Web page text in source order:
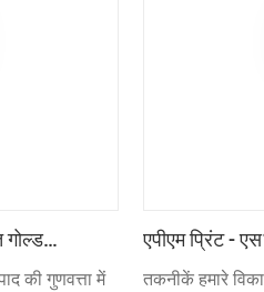
ऑटोमैटिक हॉट
गोल्ड
वाइन बोतल
की गुणवत्ता में
एपीएम प्रिंट -
बोतल सिल्क
तकनीकें हमारे